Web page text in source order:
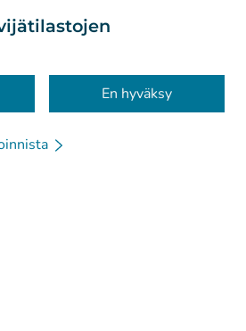
En hyväksy